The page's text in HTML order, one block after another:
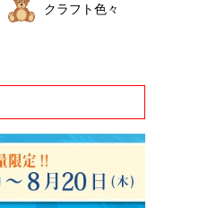
クラフト色々